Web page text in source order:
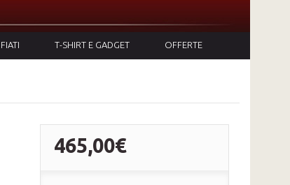
FIATI T-SHIRT E GADGET OFFERTE
465,00€